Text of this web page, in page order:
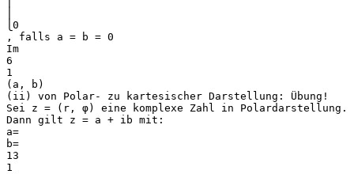
⎩0
, falls a = b = 0
Im
6
1
(a, b)
(ii) von Polar- zu kartesischer Darstellung: Übung!
Sei z = (r, φ) eine komplexe Zahl in Polardarstellung.
Dann gilt z = a + ib mit:
a=
b=
13
1